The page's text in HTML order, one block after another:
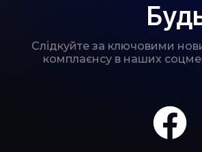
Слідкуйте за ключовими
комплаєнсу в наших